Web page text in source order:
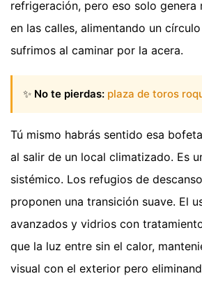
refrigeración, pero eso solo genera
en las calles, alimentando un
sufrimos al caminar por la acera.
✨ No te pierdas: plaza de toros
Tú mismo habrás sentido esa
al salir de un local climatizado. Es
sistémico. Los refugios de
proponen una transición suave. El
avanzados y vidrios con
que la luz entre sin el calor,
visual con el exterior pero